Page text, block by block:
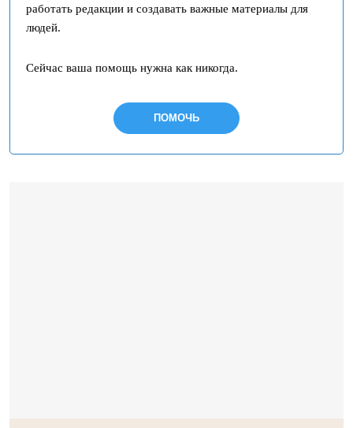
работать редакции и создавать важные материалы для
людей.
Сейчас ваша помощь нужна как никогда.
ПОМОЧЬ